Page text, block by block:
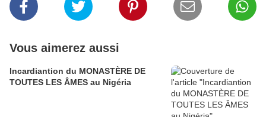
Vous aimerez aussi
Incardiantion du MONASTÈRE DE
TOUTES LES ÂMES au Nigéria